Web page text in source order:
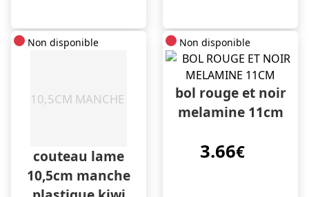
Non disponible
couteau lame
10,5cm manche
Non disponible
bol rouge et noir
melamine 11cm
3.66€